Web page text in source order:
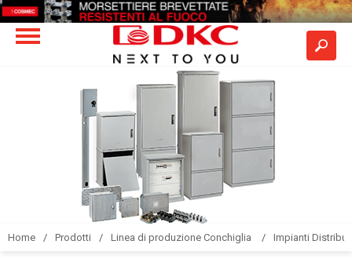
Home Prodotti Linea di produzione Conchiglia Impianti